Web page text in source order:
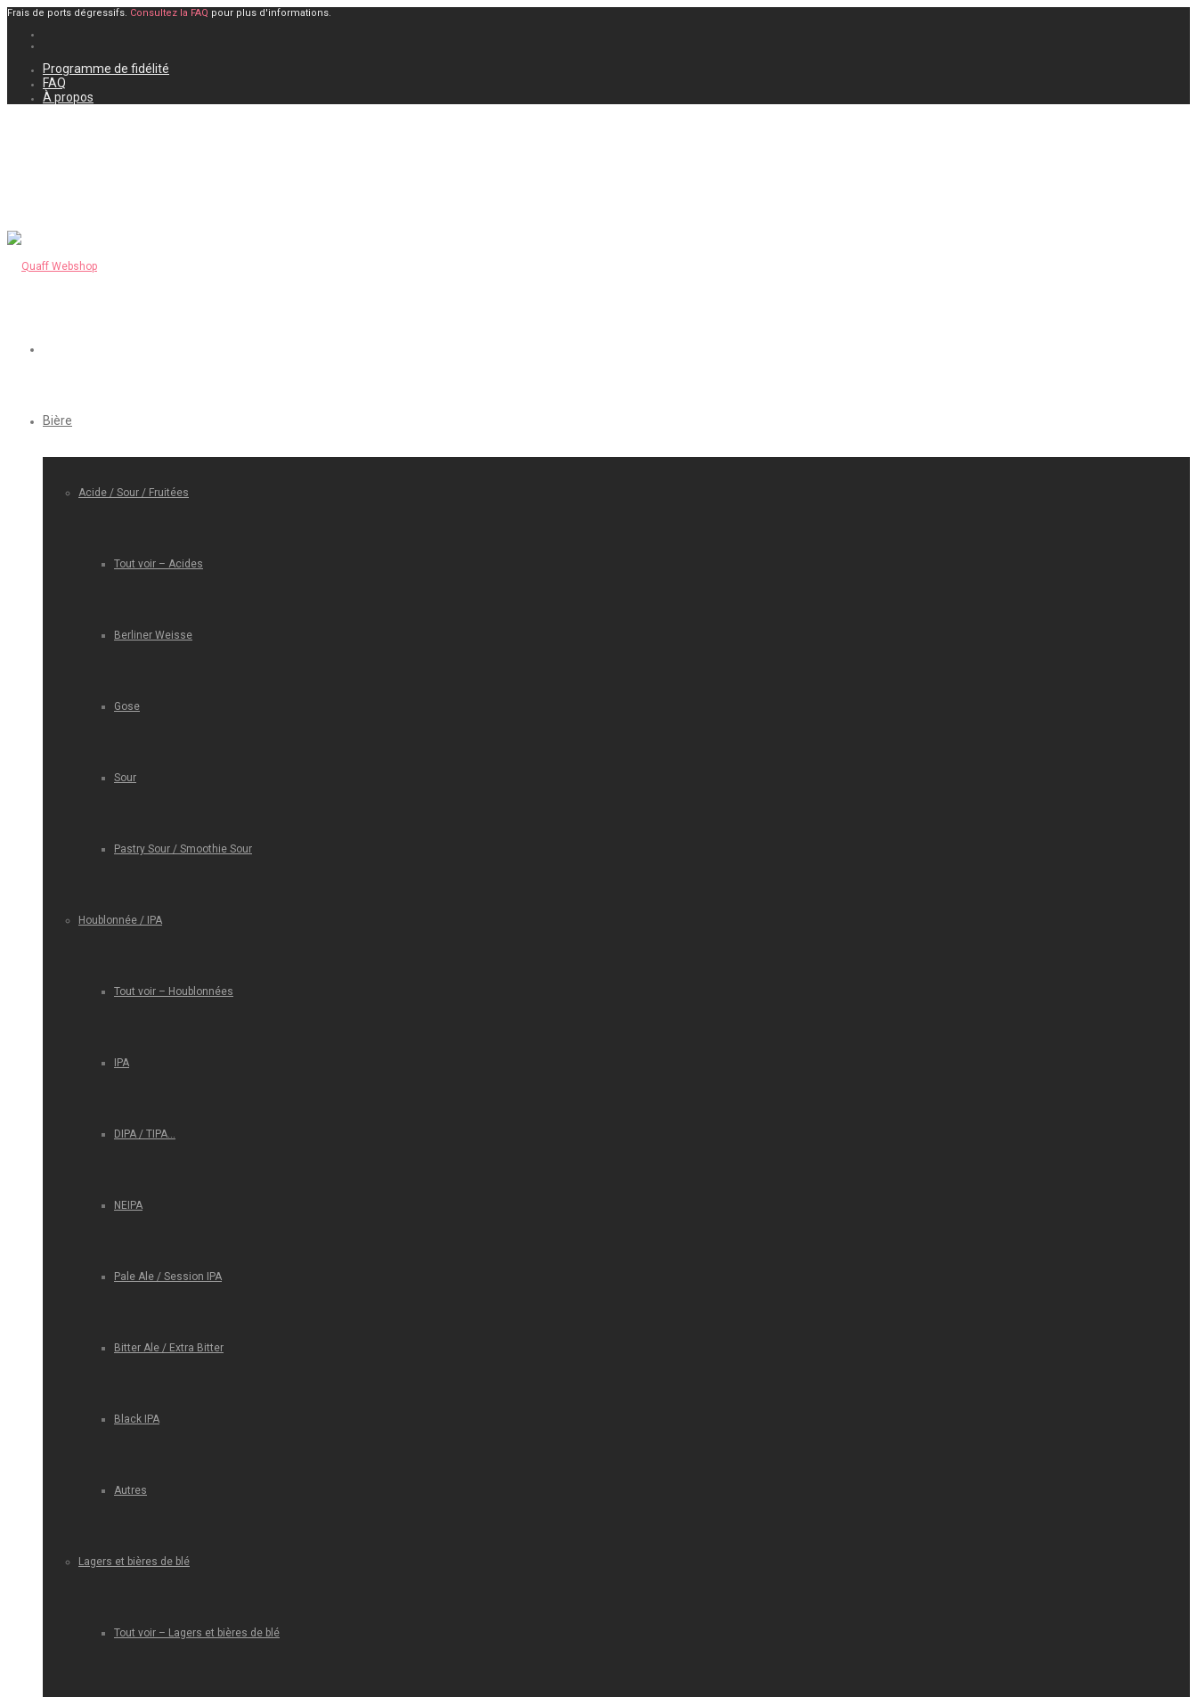
Frais de ports dégressifs. Consultez la FAQ pour plus d'informations.
Programme de fidélité
FAQ
À propos
Bière
Acide / Sour / Fruitées
Tout voir – Acides
Berliner Weisse
Gose
Sour
Pastry Sour / Smoothie Sour
Houblonnée / IPA
Tout voir – Houblonnées
IPA
DIPA / TIPA…
NEIPA
Pale Ale / Session IPA
Bitter Ale / Extra Bitter
Black IPA
Autres
Lagers et bières de blé
Tout voir – Lagers et bières de blé